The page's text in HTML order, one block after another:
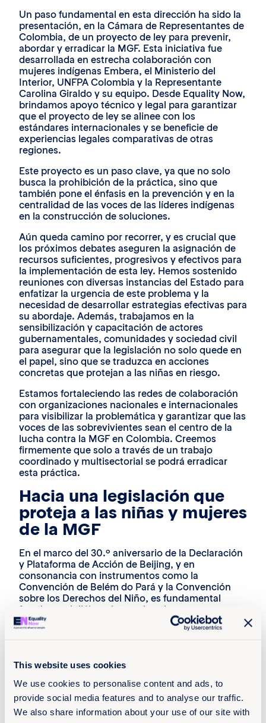
This website uses cookies
We use cookies to personalise content and ads, to
provide social media features and to analyse our traffic.
We also share information about your use of our site with
Un paso fundamental en esta dirección ha sido la
presentación, en la Cámara de Representantes de
Colombia, de un proyecto de ley para prevenir,
abordar y erradicar la MGF. Esta iniciativa fue
desarrollada en estrecha colaboración con
mujeres indígenas Embera, el Ministerio del
Interior, UNFPA Colombia y la Representante
Carolina Giraldo y su equipo. Desde Equality Now,
brindamos apoyo técnico y legal para garantizar
que el proyecto de ley se alinee con los
estándares internacionales y se beneficie de
experiencias legales comparativas de otras
regiones.
Este proyecto es un paso clave, ya que no solo
busca la prohibición de la práctica, sino que
también pone el énfasis en la prevención y en la
centralidad de las voces de las líderes indígenas
en la construcción de soluciones.
Aún queda camino por recorrer, y es crucial que
los próximos debates aseguren la asignación de
recursos suficientes, progresivos y efectivos para
la implementación de esta ley. Hemos sostenido
reuniones con diversas instancias del Estado para
enfatizar la urgencia de este problema y la
necesidad de desarrollar estrategias efectivas para
su abordaje. Además, trabajamos en la
sensibilización y capacitación de actores
gubernamentales, comunidades y sociedad civil
para asegurar que la legislación no solo quede en
el papel, sino que se traduzca en acciones
concretas que protejan a las niñas en riesgo.
Estamos fortaleciendo las redes de colaboración
con organizaciones nacionales e internacionales
para visibilizar la problemática y garantizar que las
voces de las sobrevivientes sean el centro de la
lucha contra la MGF en Colombia. Creemos
firmemente que solo a través de un trabajo
coordinado y multisectorial se podrá erradicar
esta práctica.
Hacia una legislación que
proteja a las niñas y mujeres
de la MGF
En el marco del 30.º aniversario de la Declaración
y Plataforma de Acción de Beijing, y en
consonancia con instrumentos como la
Convención de Belém do Pará y la Convención
sobre los Derechos del Niño, es fundamental
fortalecer el diálogo intercultural, generar
confianza con las comunidades y empoderar a las
mujeres indígenas. La erradicación de la MGF
requiere evitar enfoques punitivos o coercitivos y,
la educación, la sensibilización y el cambio
liderado por las propias comunidades.
La erradicación de la MGF en Colombia no puede
depender solo de buenas intenciones. Se requiere
voluntad política y acciones concretas. La